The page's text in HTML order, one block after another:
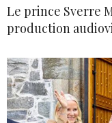
Le prince Sverre
production